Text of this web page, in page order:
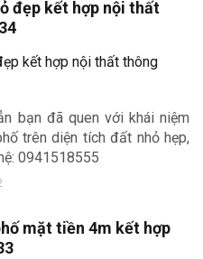
đẹp kết hợp nội thất
bạn đã quen với khái niệm
trên diện tích đất nhỏ hẹp,
0941518555
mặt tiền 4m kết hợp